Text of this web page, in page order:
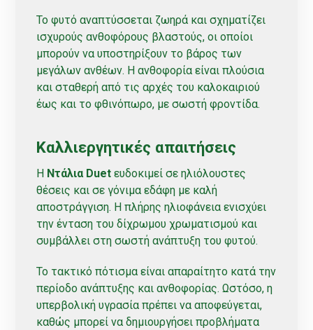
Το φυτό αναπτύσσεται ζωηρά και σχηματίζει
ισχυρούς ανθοφόρους βλαστούς, οι οποίοι
μπορούν να υποστηρίξουν το βάρος των
μεγάλων ανθέων. Η ανθοφορία είναι πλούσια
και σταθερή από τις αρχές του καλοκαιριού
έως και το φθινόπωρο, με σωστή φροντίδα.
Καλλιεργητικές απαιτήσεις
Η Ντάλια Duet ευδοκιμεί σε ηλιόλουστες
θέσεις και σε γόνιμα εδάφη με καλή
αποστράγγιση. Η πλήρης ηλιοφάνεια ενισχύει
την ένταση του δίχρωμου χρωματισμού και
συμβάλλει στη σωστή ανάπτυξη του φυτού.
Το τακτικό πότισμα είναι απαραίτητο κατά την
περίοδο ανάπτυξης και ανθοφορίας. Ωστόσο, η
υπερβολική υγρασία πρέπει να αποφεύγεται,
καθώς μπορεί να δημιουργήσει προβλήματα